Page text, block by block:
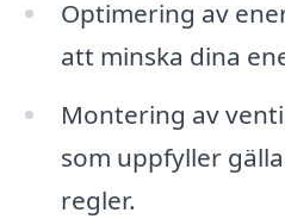
Optimering av
att minska dina
Montering av
som uppfyller
regler.